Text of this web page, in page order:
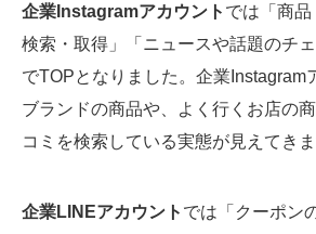
企業Instagramアカウント では「商
検索・取得」「ニュースや話題のチ
でTOPとなりました。企業Instagram
ブランドの商品や、よく行くお店の
コミを検索している実態が見えてきま
企業LINEアカウント では「クーポン